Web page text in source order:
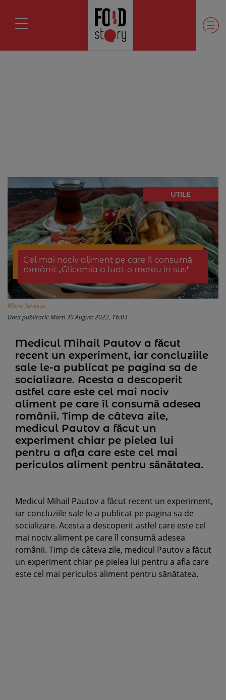
UTILE
Cel mai nociv aliment pe care îl consumă
românii: „Glicemia a luat-o mereu în sus"
Maria Ionescu
Data publicarii: Marti 30 August 2022, 16:03
Medicul Mihail Pautov a făcut
recent un experiment, iar concluziile
sale le-a publicat pe pagina sa de
socializare. Acesta a descoperit
astfel care este cel mai nociv
aliment pe care îl consumă adesea
românii. Timp de câteva zile,
medicul Pautov a făcut un
experiment chiar pe pielea lui
pentru a afla care este cel mai
periculos aliment pentru sănătatea.
Medicul Mihail Pautov a făcut recent un experiment,
iar concluziile sale le-a publicat pe pagina sa de
socializare. Acesta a descoperit astfel care este cel
mai nociv aliment pe care îl consumă adesea
românii. Timp de câteva zile, medicul Pautov a făcut
un experiment chiar pe pielea lui pentru a afla care
este cel mai periculos aliment pentru sănătatea.